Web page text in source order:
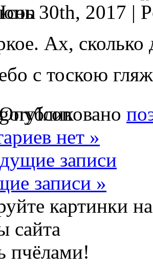
30th, 2017 |
Ах, сколько
с тоскою
нет »
записи
записи »
картинки
сайта
пчёлами!